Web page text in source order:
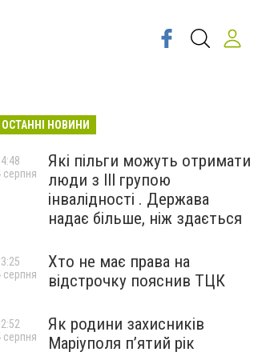
ОСТАННІ НОВИНИ
Які пільги можуть отримати
люди з III групою
інвалідності . Держава
надає більше, ніж здається
серпня
Хто не має права на
відстрочку пояснив ТЦК
серпня
Як родини захисників
Маріуполя пʼятий рік
серпня